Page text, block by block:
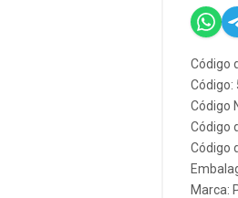
Código
Código:
Código
Código
Código
Marca: